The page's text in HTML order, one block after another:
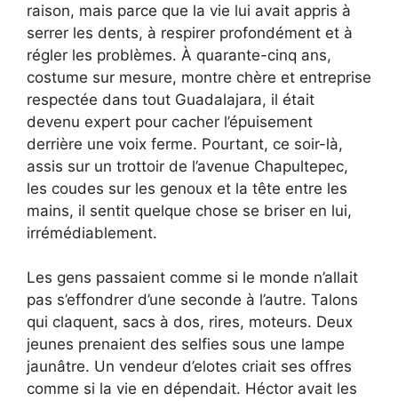
raison, mais parce que la vie lui avait appris à
serrer les dents, à respirer profondément et à
régler les problèmes. À quarante-cinq ans,
costume sur mesure, montre chère et entreprise
respectée dans tout Guadalajara, il était
devenu expert pour cacher l’épuisement
derrière une voix ferme. Pourtant, ce soir-là,
assis sur un trottoir de l’avenue Chapultepec,
les coudes sur les genoux et la tête entre les
mains, il sentit quelque chose se briser en lui,
irrémédiablement.
Les gens passaient comme si le monde n’allait
pas s’effondrer d’une seconde à l’autre. Talons
qui claquent, sacs à dos, rires, moteurs. Deux
jeunes prenaient des selfies sous une lampe
jaunâtre. Un vendeur d’elotes criait ses offres
comme si la vie en dépendait. Héctor avait les